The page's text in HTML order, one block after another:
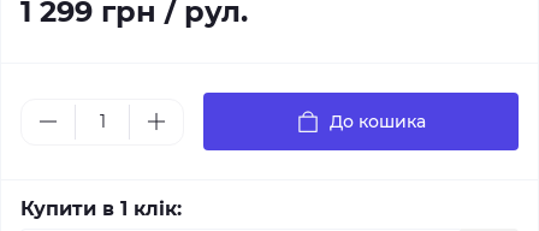
1 299 грн / рул.
До кошика
Купити в 1 клік: